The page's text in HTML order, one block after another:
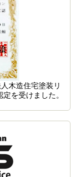
木造住宅塗装リ
を受けました。